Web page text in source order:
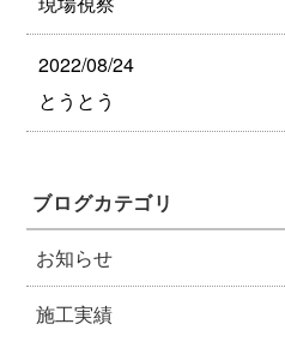
2022/08/24
とうとう
ブログカテゴリ
お知らせ
施工実績